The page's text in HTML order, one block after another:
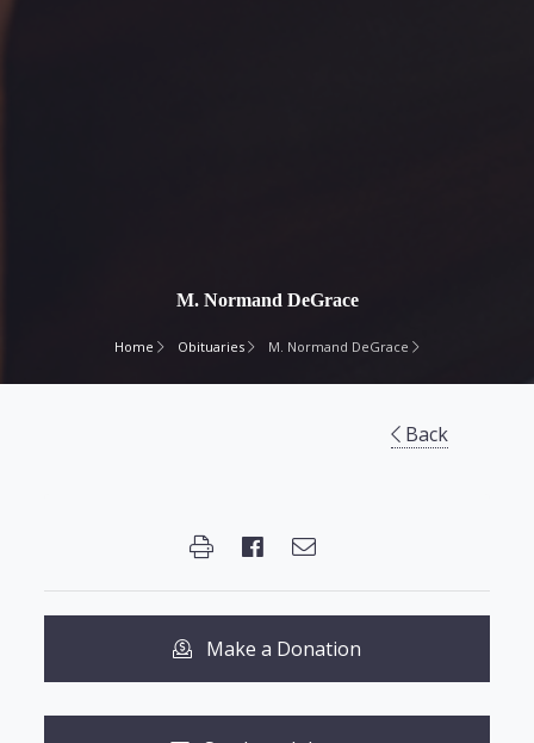
M. Normand DeGrace
Home Obituaries M. Normand DeGrace
Back
Make a Donation